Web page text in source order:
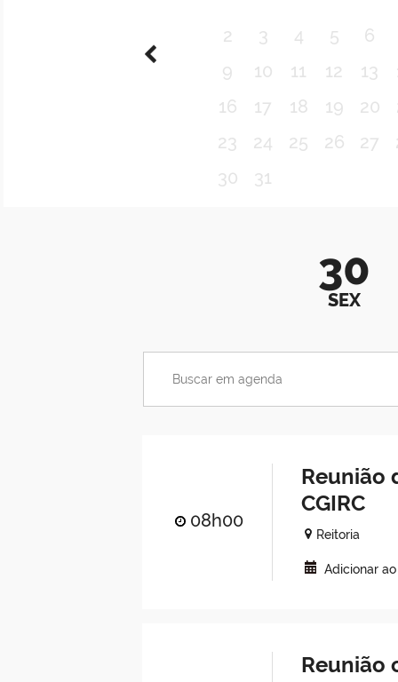
2 3 4 5
6
9
10 11 12 13
16
17 18 19 20
23
24 25 26 27
30
31
30
SEX
08h00
Reunião
CGIRC
Reitoria
Adicionar
Reunião